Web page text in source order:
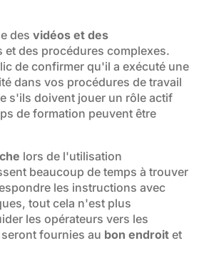
desvidéos et des
et des procédures complexes.
de confirmer qu'il a exécuté une
dans vos procédures de travail
s'ils doivent jouer un rôle actif
de formation peuvent être
lors de l'utilisation
beaucoup de temps à trouver
les instructions avec
tout cela n'est plus
les opérateurs vers les
seront fournies au bon endroit et